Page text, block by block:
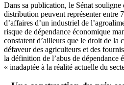
Dans sa publication, le Sénat souligne
distribution peuvent représenter entre
d’affaires d’un industriel de
risque de dépendance économique
constatent d’ailleurs que le droit de la
défaveur des agriculteurs et des
la définition de l’abus de dépendance
« inadaptée à la réalité actuelle du